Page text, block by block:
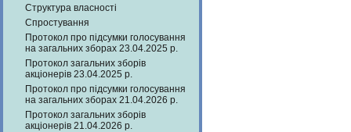
Структура власності
Спростування
Протокол про підсумки голосування
на загальних зборах 23.04.2025 р.
Протокол загальних зборів
акціонерів 23.04.2025 р.
Протокол про підсумки голосування
на загальних зборах 21.04.2026 р.
Протокол загальних зборів
акціонерів 21.04.2026 р.